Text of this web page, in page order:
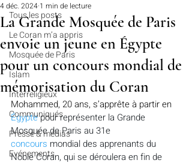
Tous les posts
Le Coran m’a appris
Mosquée de Paris
Islam
Interreligieux
Communiqués
Presse & médias
Evénements
La Grande Mosquée de Paris
envoie un jeune en Égypte
pour un concours mondial de
mémorisation du Coran
4 déc. 2024 1 min de lecture
Mohammed, 20 ans, s’apprête à partir en
Égypte pour représenter la Grande
Mosquée de Paris au 31e
concours mondial des apprenants du
Noble Coran, qui se déroulera en fin de